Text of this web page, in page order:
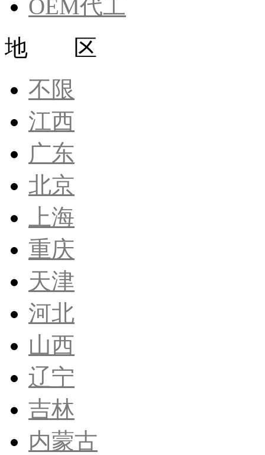
OEM代工
地 区
不限
江西
广东
北京
上海
重庆
天津
河北
山西
辽宁
吉林
内蒙古